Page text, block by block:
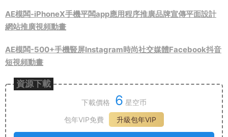
AE模闆-iPhoneX手機平闆app應用程序推廣品牌宣傳平面設計
網站推廣視頻動畫
AE模闆-500+手機豎屏Instagram時尚社交媒體Facebook抖音
短視頻動畫
資源下載
下載價格 6 星空币
包年VIP免費
升級包年VIP